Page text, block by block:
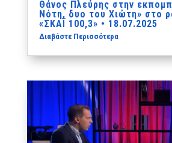
Θάνος Πλεύρης στην
Νότη, δυο του Χιώτη» στο
«ΣΚΑΪ 100,3» • 18.07.2025
Διαβάστε Περισσότερα